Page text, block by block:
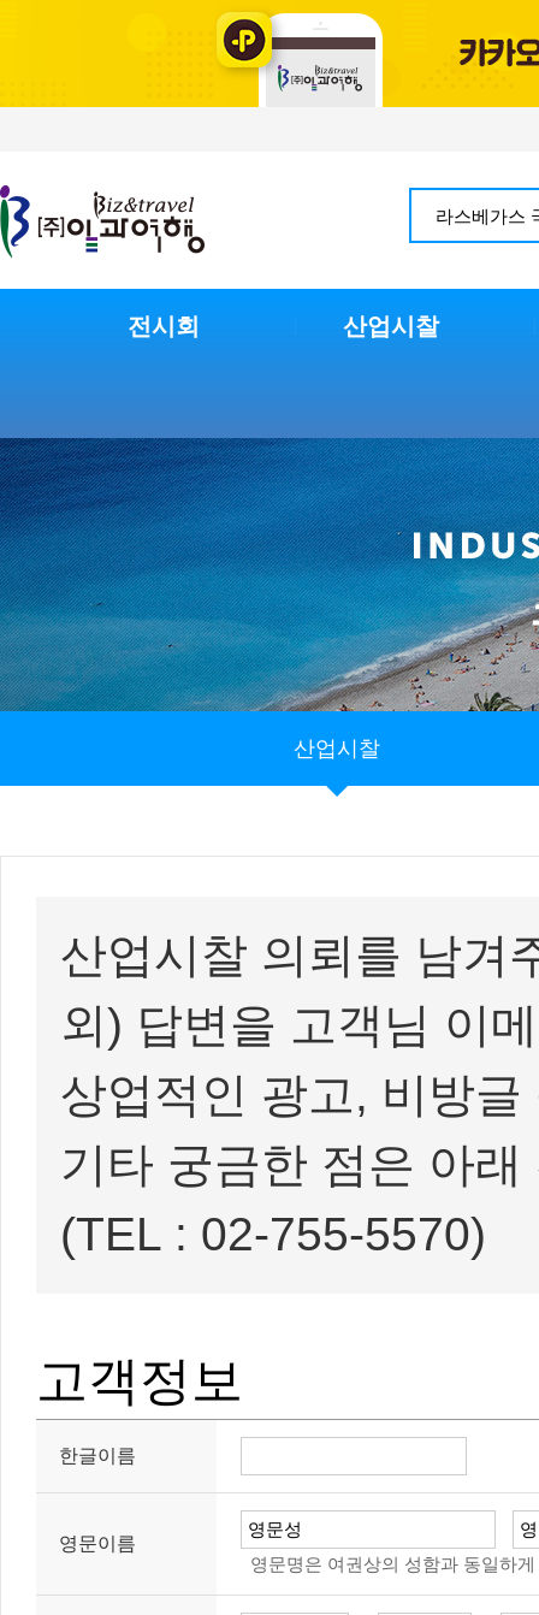
전시회 산업시찰
산업시찰
산업시찰 의뢰를 남겨
외) 답변을 고객님 이
상업적인 광고, 비방
기타 궁금한 점은 아
(TEL : 02-755-5570)
고객정보
한글이름
영문이름
영문명은 여권상의 성함과 동일하